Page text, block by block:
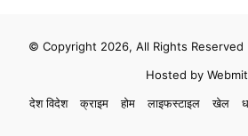
© Copyright 2026, All Rights
Hosted by
देश विदेश
क्राइम होम लाइफस्टाइल खेल